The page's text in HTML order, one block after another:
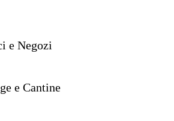
e Negozi
e Cantine